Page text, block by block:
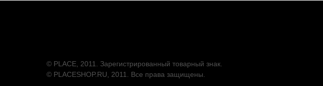
© PLACE, 2011. Зарегистрированный товарный знак.
© PLACESHOP.RU, 2011. Все права защищены.